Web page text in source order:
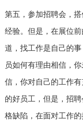
第五，参加招聘会，
经验。但是，在展位
道，找工作是自己的
员如何有理由相信，
信，你对自己的工作
的好员工，但是，招
格缺陷，在面对工作